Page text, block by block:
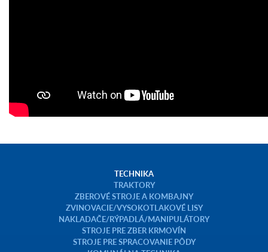
TECHNIKA
TRAKTORY
ZBEROVÉ STROJE A KOMBAJNY
ZVINOVACIE/VYSOKOTLAKOVÉ LISY
NAKLADAČE/RÝPADLÁ/MANIPULÁTORY
STROJE PRE ZBER KRMOVÍN
STROJE PRE SPRACOVANIE PÔDY